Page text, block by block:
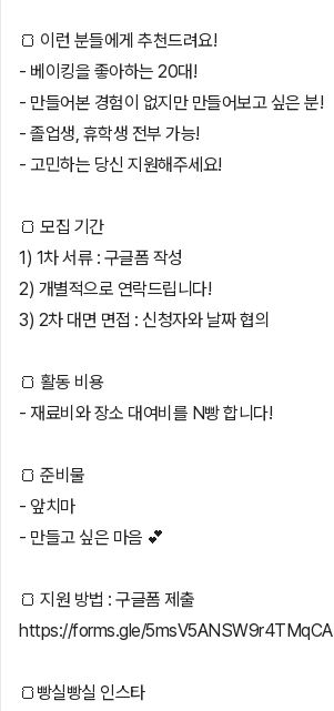
🍞 이런 분들에게 추천드려요!
- 베이킹을 좋아하는 20대!
- 만들어본 경험이 없지만 만들어보고 싶은 분!
- 졸업생, 휴학생 전부 가능!
- 고민하는 당신 지원해주세요!
🍞 모집 기간
1) 1차 서류 : 구글폼 작성
2) 개별적으로 연락드립니다!
3) 2차 대면 면접 : 신청자와 날짜 협의
🍞 활동 비용
- 재료비와 장소 대여비를 N빵 합니다!
🍞 준비물
- 앞치마
- 만들고 싶은 마음 💕
🍞 지원 방법 : 구글폼 제출
https://forms.gle/5msV5ANSW9r4TMqCA
🍞빵실빵실 인스타